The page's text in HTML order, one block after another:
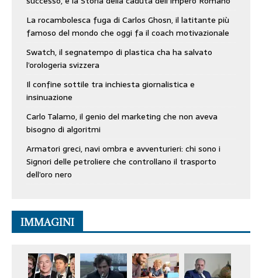
La rocambolesca fuga di Carlos Ghosn, il latitante più
famoso del mondo che oggi fa il coach motivazionale
Swatch, il segnatempo di plastica cha ha salvato
l’orologeria svizzera
Il confine sottile tra inchiesta giornalistica e
insinuazione
Carlo Talamo, il genio del marketing che non aveva
bisogno di algoritmi
Armatori greci, navi ombra e avventurieri: chi sono i
Signori delle petroliere che controllano il trasporto
dell’oro nero
IMMAGINI